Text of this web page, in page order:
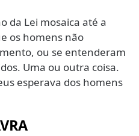
Lei mosaica até a
os homens não
ou se entenderam
Uma ou outra coisa.
esperava dos homens